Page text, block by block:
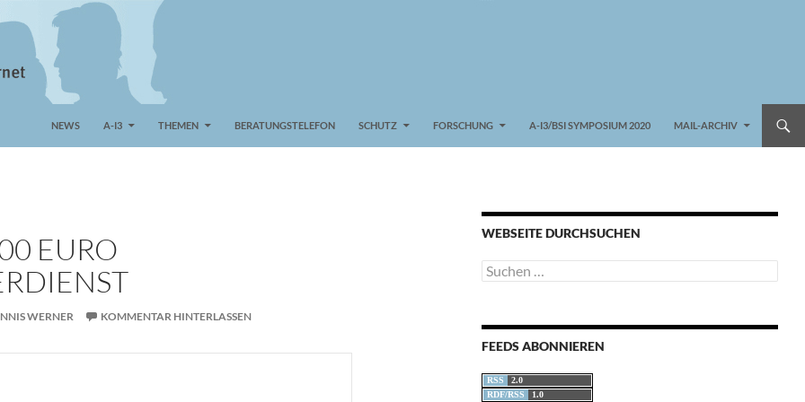
NEWS A-I3 THEMEN BERATUNGSTELEFON SCHUTZ FORSCHUNG A-I3/BSI SYMPOSIUM 2020 MAIL-ARCHIV
EURO
WERNER KOMMENTAR HINTERLASSEN
WEBSEITE DURCHSUCHEN
Suchen
nach:
FEEDS ABONNIEREN
RSS
2.0
RDF/RSS
1.0